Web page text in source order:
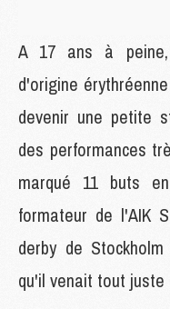
A 17 ans à
d'origine
devenir une petite
des performances
marqué 11 buts
formateur de l'AIK
derby de
qu'il venait tout